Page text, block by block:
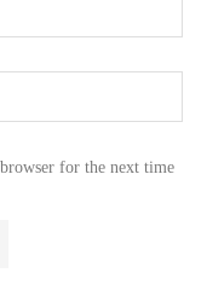
for the next time